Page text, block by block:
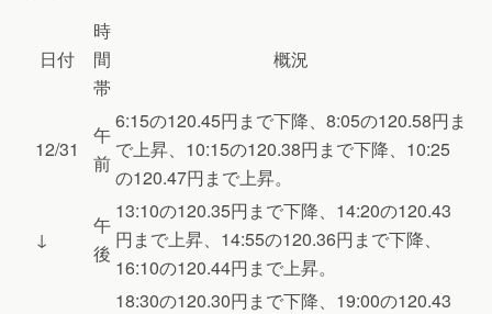
日付
時
間
帯
概況
12/31
午
前
6:15の120.45円まで下降、8:05の120.58円ま
で上昇、10:15の120.38円まで下降、10:25
の120.47円まで上昇。
↓
午
後
13:10の120.35円まで下降、14:20の120.43
円まで上昇、14:55の120.36円まで下降、
16:10の120.44円まで上昇。
18:30の120.30円まで下降、19:00の120.43